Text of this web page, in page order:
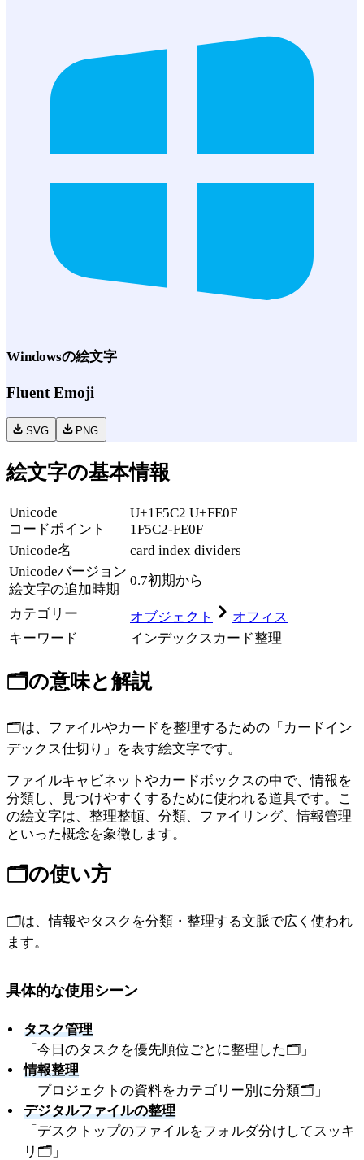
Windowsの絵文字
Fluent Emoji
SVG PNG
絵文字の基本情報
Unicode
コードポイント
U+1F5C2 U+FE0F
1F5C2-FE0F
Unicode名
card index dividers
Unicodeバージョン
絵文字の追加時期
0.7初期から
カテゴリー オブジェクト
オフィス
キーワード
インデックス カード整理
🗂️の意味と解説
🗂️は、ファイルやカードを整理するための「カードイン
デックス仕切り」を表す絵文字です。
ファイルキャビネットやカードボックスの中で、情報を
分類し、見つけやすくするために使われる道具です。こ
の絵文字は、整理整頓、分類、ファイリング、情報管理
といった概念を象徴します。
🗂️の使い方
🗂️は、情報やタスクを分類・整理する文脈で広く使われ
ます。
具体的な使用シーン
タスク管理
「今日のタスクを優先順位ごとに整理した🗂️」
情報整理
「プロジェクトの資料をカテゴリー別に分類🗂️」
デジタルファイルの整理
「デスクトップのファイルをフォルダ分けしてスッキ
リ🗂️」